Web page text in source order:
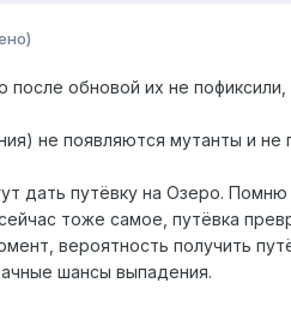
после обновой их не
не появляются мутанты и
дать путёвку на Озеро.
тоже самое, путёвка
вероятность получить
шансы выпадения.